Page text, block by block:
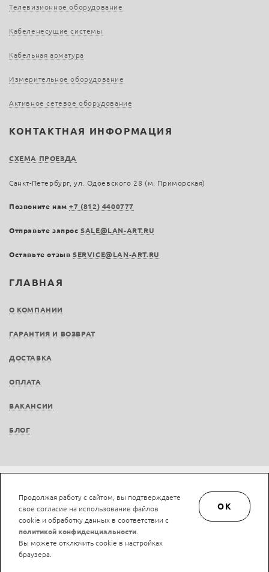
ГЛАВНАЯ
О КОМПАНИИ
ГАРАНТИЯ И ВОЗВРАТ
ДОСТАВКА
ОПЛАТА
ВАКАНСИИ
БЛОГ
Телевизионное оборудование
Кабеленесущие системы
Кабельная арматура
Измерительное оборудование
Активное сетевое оборудование
КОНТАКТНАЯ ИНФОРМАЦИЯ
СХЕМА ПРОЕЗДА
Санкт-Петербург, ул. Одоевского 28 (м. Приморская)
Позвоните нам+7 (812) 4400777
Отправьте запросSALE@LAN-ART.RU
Оставьте отзыв SERVICE@LAN-ART.RU
Не является публичной офертой © LAN-art.ru, 2013—2026. Все права защищены.
Политика конфиденциальности.
Положение об обработке и защите персональных
данных.
Продолжая работу с сайтом, вы подтверждаете
свое согласие на использование файлов
cookie и обработку данных в соответствии с
политикой конфиденциальности
Вы можете отключить cookie в настройках
браузера.
OK